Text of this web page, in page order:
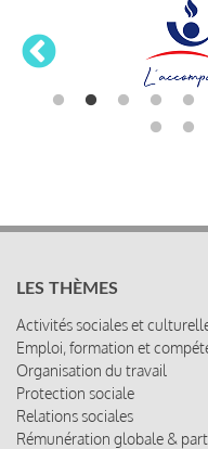
LES THÈMES
Activités sociales et
Emploi, formation et
Organisation du travail
Protection sociale
Relations sociales
Rémunération globale &